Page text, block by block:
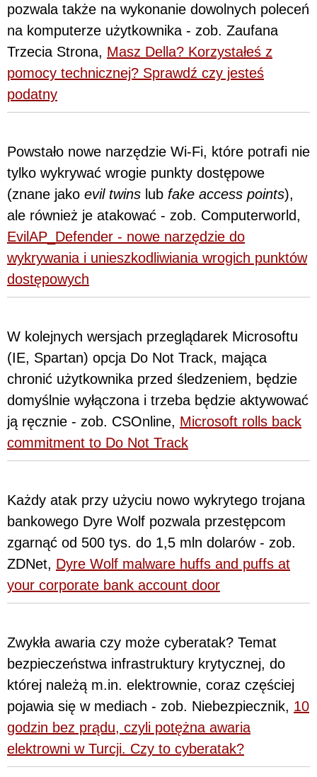
pozwala także na wykonanie dowolnych poleceń
na komputerze użytkownika - zob. Zaufana
Trzecia Strona, Masz Della? Korzystałeś z
pomocy technicznej? Sprawdź czy jesteś
podatny
Powstało nowe narzędzie Wi-Fi, które potrafi nie
tylko wykrywać wrogie punkty dostępowe
(znane jako evil twins lub fake access points),
ale również je atakować - zob. Computerworld,
EvilAP_Defender - nowe narzędzie do
wykrywania i unieszkodliwiania wrogich punktów
dostępowych
W kolejnych wersjach przeglądarek Microsoftu
(IE, Spartan) opcja Do Not Track, mająca
chronić użytkownika przed śledzeniem, będzie
domyślnie wyłączona i trzeba będzie aktywować
ją ręcznie - zob. CSOnline, Microsoft rolls back
commitment to Do Not Track
Każdy atak przy użyciu nowo wykrytego trojana
bankowego Dyre Wolf pozwala przestępcom
zgarnąć od 500 tys. do 1,5 mln dolarów - zob.
ZDNet, Dyre Wolf malware huffs and puffs at
your corporate bank account door
Zwykła awaria czy może cyberatak? Temat
bezpieczeństwa infrastruktury krytycznej, do
której należą m.in. elektrownie, coraz częściej
pojawia się w mediach - zob. Niebezpiecznik, 10
godzin bez prądu, czyli potężna awaria
elektrowni w Turcji. Czy to cyberatak?